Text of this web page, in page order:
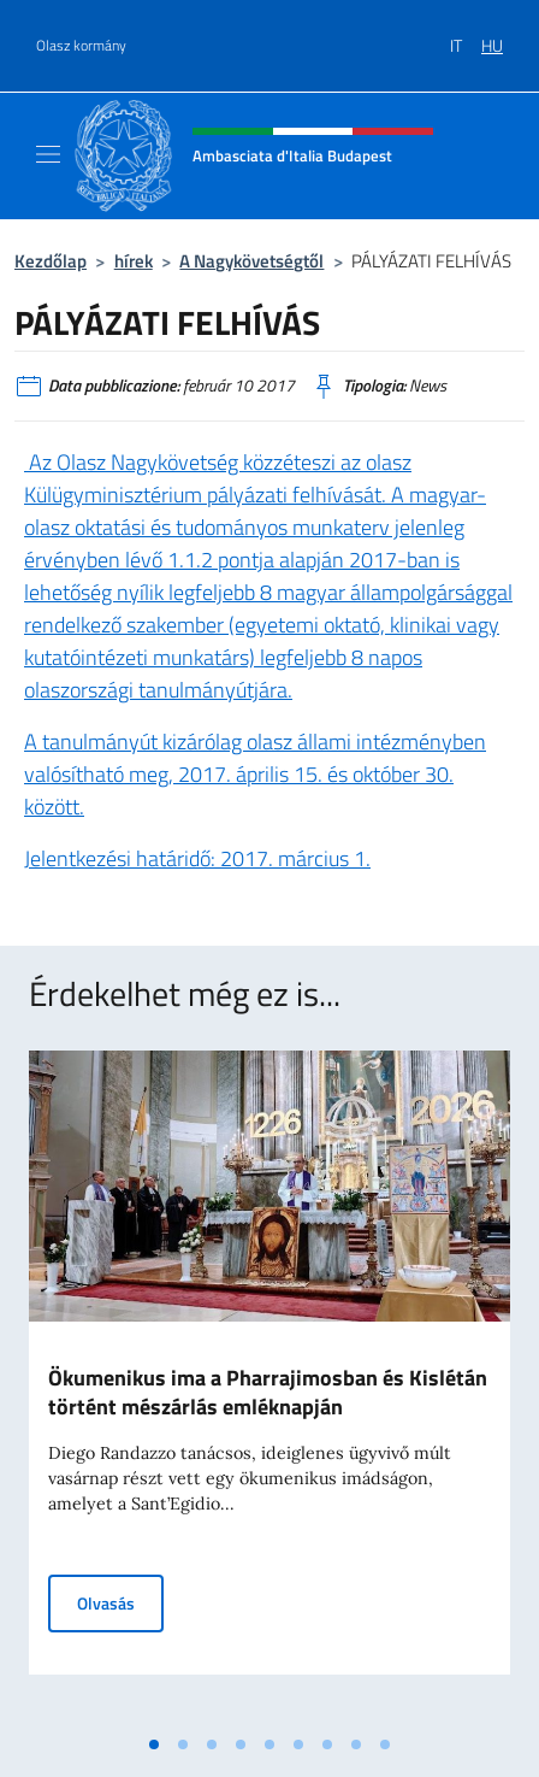
Olasz kormány IT HU
Intestazione sito, social e menù
Ambasciata d'Italia Budapest
Kezdőlap > hírek > A Nagykövetségtől > PÁLYÁZATI FELHÍVÁS
PÁLYÁZATI FELHÍVÁS
Data pubblicazione:február 10 2017 Tipologia:News
Az Olasz Nagykövetség közzéteszi az olasz
Külügyminisztérium pályázati felhívását. A magyar-
olasz oktatási és tudományos munkaterv jelenleg
érvényben lévő 1.1.2 pontja alapján 2017-ban is
lehetőség nyílik legfeljebb 8 magyar állampolgársággal
rendelkező szakember (egyetemi oktató, klinikai vagy
kutatóintézeti munkatárs) legfeljebb 8 napos
olaszországi tanulmányútjára.
A tanulmányút kizárólag olasz állami intézményben
valósítható meg, 2017. április 15. és október 30.
között.
Jelentkezési határidő: 2017. március 1.
Érdekelhet még ez is...
Ökumenikus ima a Pharrajimosban és Kislétán
történt mészárlás emléknapján
Diego Randazzo tanácsos, ideiglenes ügyvivő múlt
vasárnap részt vett egy ökumenikus imádságon,
amelyet a Sant’Egidio...
Olvasás